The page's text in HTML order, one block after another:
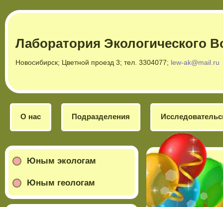
Лаборатория Экологического
Новосибирск; Цветной проезд 3; тел. 3304077; lew-ak@mail.ru
О нас Подразделения
Юным экологам
Юным геологам